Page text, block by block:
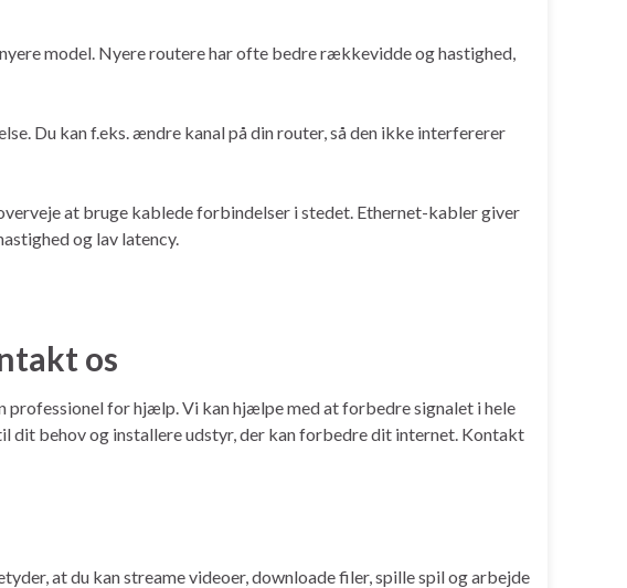
model. Nyere routere har ofte bedre rækkevidde og hastighed,
Du kan f.eks. ændre kanal på din router, så den ikke interfererer
at bruge kablede forbindelser i stedet. Ethernet-kabler giver
og lav latency.
os
for hjælp. Vi kan hjælpe med at forbedre signalet i hele
dit behov og installere udstyr, der kan forbedre dit internet. Kontakt
at du kan streame videoer, downloade filer, spille spil og arbejde